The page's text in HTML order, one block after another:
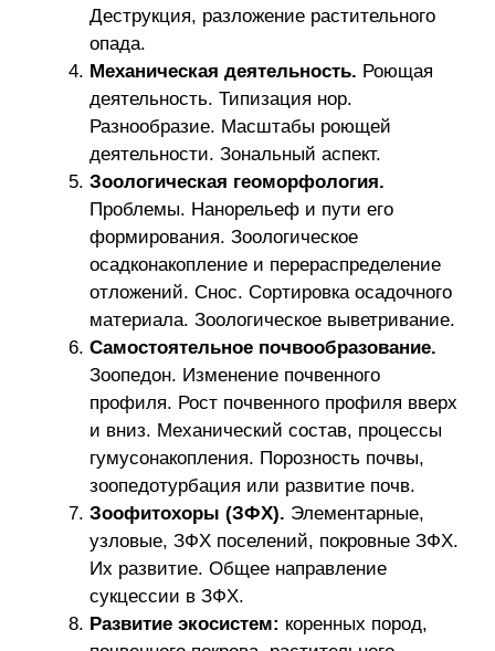
Деструкция, разложение растительного
опада.
Механическая деятельность. Роющая
деятельность. Типизация нор.
Разнообразие. Масштабы роющей
деятельности. Зональный аспект.
Зоологическая геоморфология.
Проблемы. Нанорельеф и пути его
формирования. Зоологическое
осадконакопление и перераспределение
отложений. Снос. Сортировка осадочного
материала. Зоологическое выветривание.
Самостоятельное почвообразование.
Зоопедон. Изменение почвенного
профиля. Рост почвенного профиля вверх
и вниз. Механический состав, процессы
гумусонакопления. Порозность почвы,
зоопедотурбация или развитие почв.
Зоофитохоры (ЗФХ). Элементарные,
узловые, ЗФХ поселений, покровные ЗФХ.
Их развитие. Общее направление
сукцессии в ЗФХ.
Развитие экосистем: коренных пород,